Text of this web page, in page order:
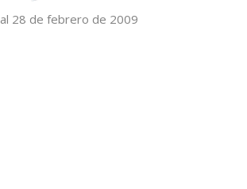
al 28 de febrero de 2009